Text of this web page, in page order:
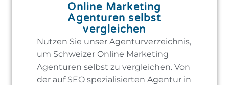
Online Marketing
Agenturen selbst
vergleichen
Nutzen Sie unser Agenturverzeichnis,
um Schweizer Online Marketing
Agenturen selbst zu vergleichen. Von
der auf SEO spezialisierten Agentur in